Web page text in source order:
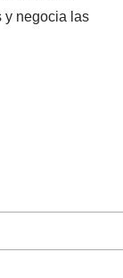
y negocia las